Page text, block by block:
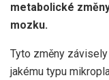
metabolické
mozku.
Tyto změny
jakému typu